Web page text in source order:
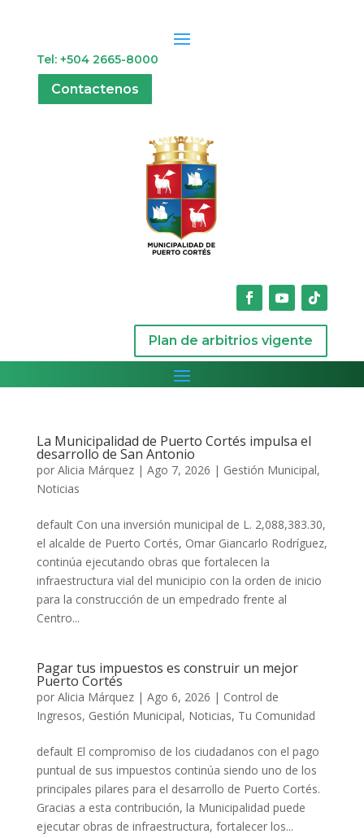
Tel: +504 2665-8000
Contactenos
Plan de arbitrios vigente
La Municipalidad de Puerto Cortés impulsa el
desarrollo de San Antonio
por Alicia Márquez| Ago 7, 2026 | Gestión Municipal,
Noticias
default Con una inversión municipal de L. 2,088,383.30,
el alcalde de Puerto Cortés, Omar Giancarlo Rodríguez,
continúa ejecutando obras que fortalecen la
infraestructura vial del municipio con la orden de inicio
para la construcción de un empedrado frente al
Centro...
Pagar tus impuestos es construir un mejor
Puerto Cortés
por Alicia Márquez| Ago 6, 2026 | Control de
Ingresos, Gestión Municipal, Noticias, Tu Comunidad
default El compromiso de los ciudadanos con el pago
puntual de sus impuestos continúa siendo uno de los
principales pilares para el desarrollo de Puerto Cortés.
Gracias a esta contribución, la Municipalidad puede
ejecutar obras de infraestructura, fortalecer los...